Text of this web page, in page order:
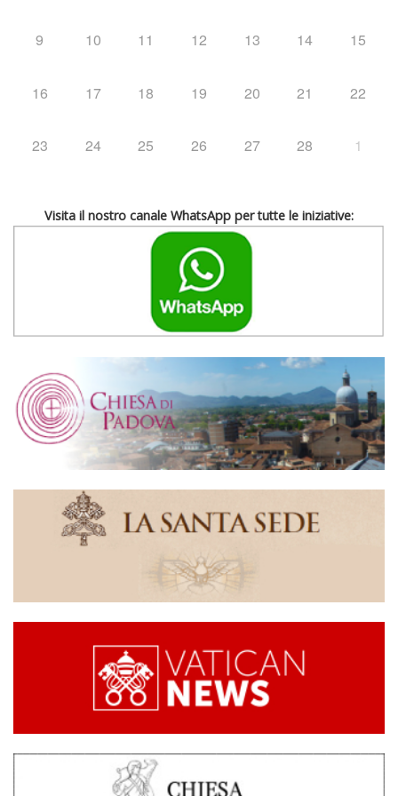
9 10 11 12 13 14 15
16 17 18 19 20 21 22
23 24 25 26 27 28 1
Visita il nostro canale WhatsApp per tutte le iniziative: